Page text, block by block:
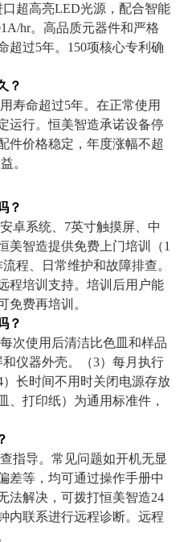
口超高亮LED光源，配合智能
hr。高品质元器件和严格
超过5年。 150项核心专利确
？
寿命超过5年。在正常使用
运行。恒美智造承诺设备停
件价格稳定，年度涨幅不超
。
？
卓系统、 7英寸触摸屏、中
美智造提供免费上门培训（1
程、日常维护和故障排查。
程培训支持。培训后用户能
免费再培训。
？
次使用后清洁比色皿和样品
仪器外壳。（3）每月执行
）长时间不用时关闭电源存放
、打印纸）为通用标准件，
指导。常见问题如开机无显
差等，均可通过操作手册中
法解决，可拨打恒美智造24
内联系进行远程诊断。远程